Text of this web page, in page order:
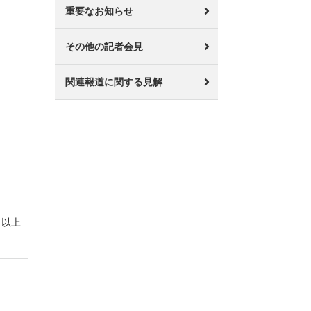
以上
重要なお知らせ
その他の記者会見
関連報道に関する見解